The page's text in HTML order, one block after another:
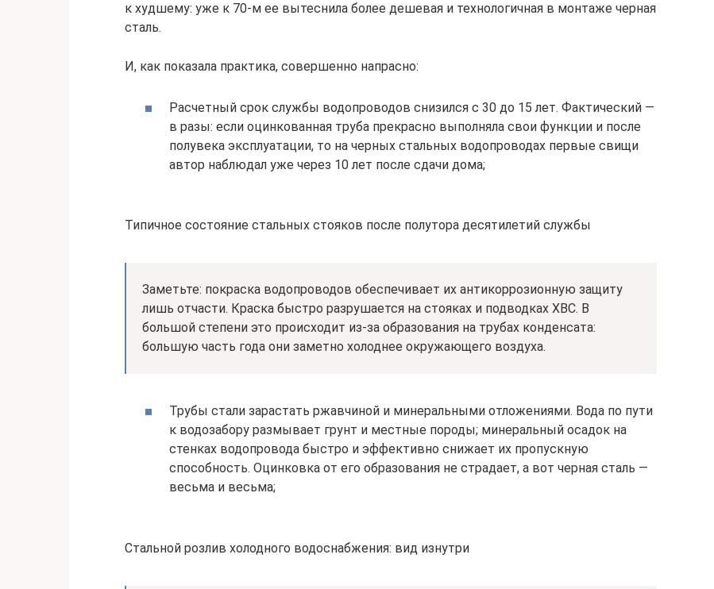
к худшему: уже к 70-м ее вытеснила более дешевая и технологичная в монтаже черная
сталь.
И, как показала практика, совершенно напрасно:
Расчетный срок службы водопроводов снизился с 30 до 15 лет. Фактический —
в разы: если оцинкованная труба прекрасно выполняла свои функции и после
полувека эксплуатации, то на черных стальных водопроводах первые свищи
автор наблюдал уже через 10 лет после сдачи дома;
Типичное состояние стальных стояков после полутора десятилетий службы
Заметьте: покраска водопроводов обеспечивает их антикоррозионную защиту
лишь отчасти. Краска быстро разрушается на стояках и подводках ХВС. В
большой степени это происходит из-за образования на трубах конденсата:
большую часть года они заметно холоднее окружающего воздуха.
Трубы стали зарастать ржавчиной и минеральными отложениями. Вода по пути
к водозабору размывает грунт и местные породы; минеральный осадок на
стенках водопровода быстро и эффективно снижает их пропускную
способность. Оцинковка от его образования не страдает, а вот черная сталь —
весьма и весьма;
Стальной розлив холодного водоснабжения: вид изнутри